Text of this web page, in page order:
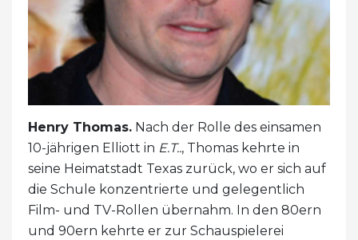
Henry Thomas. Nach der Rolle des einsamen
10-jährigen Elliott in E.T.., Thomas kehrte in
seine Heimatstadt Texas zurück, wo er sich auf
die Schule konzentrierte und gelegentlich
Film- und TV-Rollen übernahm. In den 80ern
und 90ern kehrte er zur Schauspielerei